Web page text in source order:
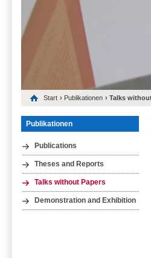
Start › Publikationen › Talks
Publikationen
Publications
Theses and Reports
Talks without Papers
Demonstration and Exhibition